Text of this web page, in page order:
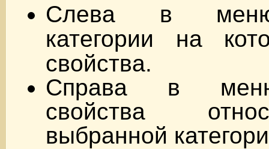
Слева в меню
категории на
свойства.
Справа в
свойства
выбранной